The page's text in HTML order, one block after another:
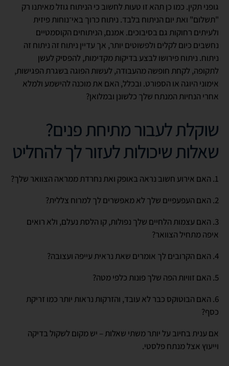
גופני תקין. כמו כן תהא זו טעות לחשוב כי הניתוח גוזל מאיתנו רק
"תשלום" ואת יום הניתוח בלבד. ניתוח כרוך באי־נוחות פיזית
ולעיתים רחוקות גם בסיבוכים. אמנם, הניתוחים הקוסמטיים
נחשבים כיום לקלים ולפשוטים יותר, אך עדיין ניתוח זה ניתוח זה
ניתוח. ניתוח פירושו לבצע בדיקות מקדימות, להפסיק לעשן
לתקופה, לקחת חופשה מהעבודה, לעשות הפוגה בשגרת הפגישות,
אימוני היוגה או הספורט. ובכלל, האם את מוכנה להישמע ולמלא
אחרי הנחיות המנתח שלך כלשונן ובמלואן?
שוקלת לעבור מתיחת פנים?
שאלות שיכולות לעזור לך להחליט
1. האם אירוע חשוב נראה באופק ואת נחרדת ממראה הצוואר שלך?
2. האם העפעפיים שלך לא מאפשרים לך למרוח צללית?
3. האם עצמות הלחיים שלך נפולות, קו הלסת נעלם, ולא רואים
איפה מתחיל הצוואר?
4. האם הקרובים לך אומרים שאת נראית עייפה ועצובה?
5. האם זוויות הפה שלך פונות כלפי מטה?
6. האם הבוטוקס כבר לא עובד, והזרקות נראות יותר כמו זריקת
כסף?
אם ענית בחיוב על יותר משתי שאלות – יש מקום לשקול בדיקה
וייעוץ אצל מנתח פלסטי.